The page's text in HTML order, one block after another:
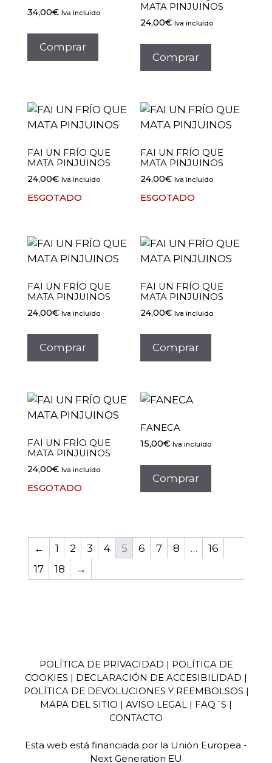
34,00€ Iva incluido
Comprar
produto
ten
As
opcións
elixir
na
páxina
MATA PINJUINOS
24,00€ Iva incluido
Comprar
FAI UN FRÍO QUE
MATA PINJUINOS
24,00€ Iva incluido
ESGOTADO
FAI UN FRÍO QUE
MATA PINJUINOS
24,00€ Iva incluido
ESGOTADO
FAI UN FRÍO QUE
MATA PINJUINOS
24,00€ Iva incluido
Comprar
FAI UN FRÍO QUE
MATA PINJUINOS
24,00€ Iva incluido
Comprar
FAI UN FRÍO QUE
MATA PINJUINOS
24,00€ Iva incluido
ESGOTADO
FANECA
15,00€ Iva incluido
Comprar
← 1 2 3 4 5 6 7 8 …
16
17
18 →
POLÍTICA DE PRIVACIDAD | POLÍTICA DE
COOKIES | DECLARACIÓN DE ACCESIBILIDAD |
POLÍTICA DE DEVOLUCIONES Y REEMBOLSOS |
MAPA DEL SITIO | AVISO LEGAL | FAQ´S |
CONTACTO
Esta web está financiada por la Unión Europea -
Next Generation EU